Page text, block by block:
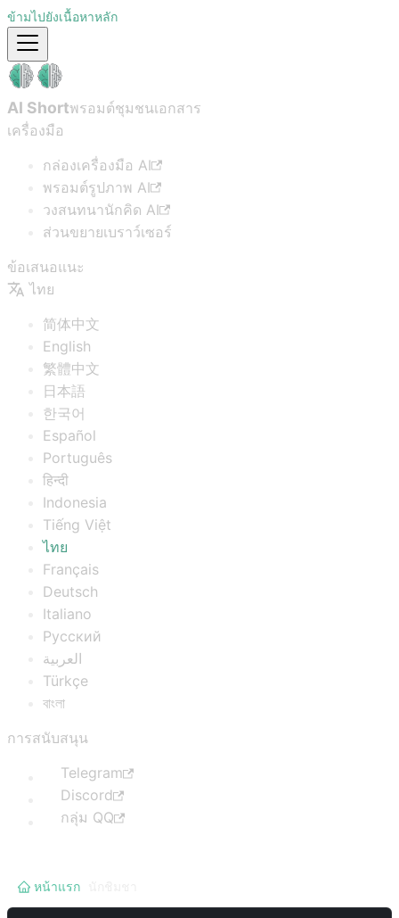
ข้ามไปยังเนื้อหาหลัก
AI Shortพรอมต์ชุมชนเอกสาร
เครื่องมือ
กล่องเครื่องมือ AI
พรอมต์รูปภาพ AI
วงสนทนานักคิด AI
ส่วนขยายเบราว์เซอร์
ข้อเสนอแนะ
ไทย
简体中文
English
繁體中文
日本語
한국어
Español
Português
हिन्दी
Indonesia
Tiếng Việt
ไทย
Français
Deutsch
Italiano
Русский
العربية
Türkçe
বাংলা
การสนับสนุน
Telegram
Discord
กลุ่ม QQ
หน้าแรก